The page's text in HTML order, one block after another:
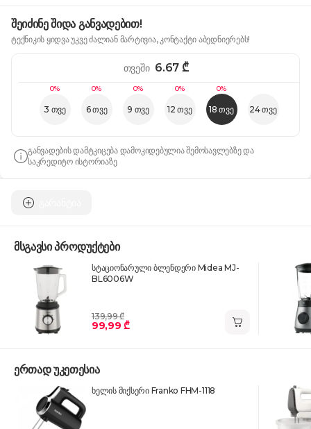
შეიძინე შიდა განვადებით!
ტექნიკის ყიდვა უკვე ძალიან მარტივია, კონტაქტი აბედნიერებს!
0%
3 თვე
0%
6 თვე
0%
9 თვე
0%
12 თვე
0%
18 თვე 24 თვე
თვეში 6.67 ₾
განვადების დამტკიცება დამოკიდებულია შემოსავლებზე და
საკრედიტო ისტორიაზე
მსგავსი პროდუქტები
სტაციონარული ბლენდერი Midea MJ-
BL6006W
139,99 ₾
99,99 ₾
ერთად უკეთესია
ხელის მიქსერი Franko FHM-1118